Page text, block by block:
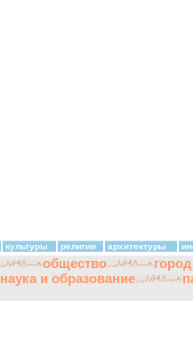
культуры религии архитектуры
общество
наука и образование